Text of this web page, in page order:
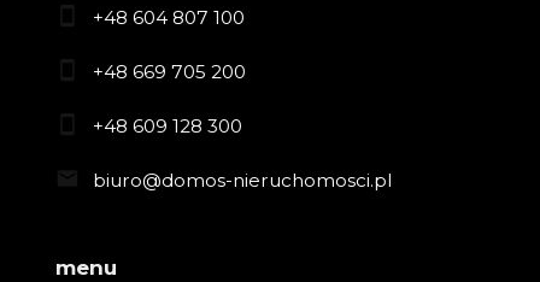
+48 604 807 100
+48 669 705 200
+48 609 128 300
biuro@domos-nieruchomosci.pl
menu